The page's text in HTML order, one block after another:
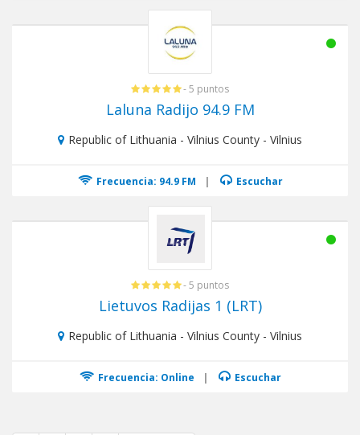
- 5 puntos
Laluna Radijo 94.9 FM
Republic of Lithuania - Vilnius County - Vilnius
Frecuencia: 94.9 FM | Escuchar
- 5 puntos
Lietuvos Radijas 1 (LRT)
Republic of Lithuania - Vilnius County - Vilnius
Frecuencia: Online | Escuchar